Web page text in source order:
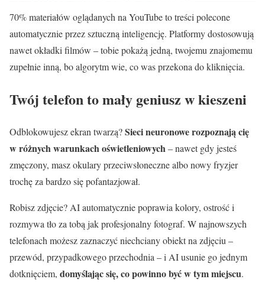
70% materiałów oglądanych na YouTube to treści polecone
automatycznie przez sztuczną inteligencję. Platformy dostosowują
nawet okładki filmów – tobie pokażą jedną, twojemu znajomemu
zupełnie inną, bo algorytm wie, co was przekona do kliknięcia.
Twój telefon to mały geniusz w kieszeni
Odblokowujesz ekran twarzą?Sieci neuronowe rozpoznają cię
w różnych warunkach oświetleniowych – nawet gdy jesteś
zmęczony, masz okulary przeciwsłoneczne albo nowy fryzjer
trochę za bardzo się pofantazjował.
Robisz zdjęcie? AI automatycznie poprawia kolory, ostrość i
rozmywa tło za tobą jak profesjonalny fotograf. W najnowszych
telefonach możesz zaznaczyć niechciany obiekt na zdjęciu –
przewód, przypadkowego przechodnia – i AI usunie go jednym
dotknięciem, domyślając się, co powinno być w tym miejscu.